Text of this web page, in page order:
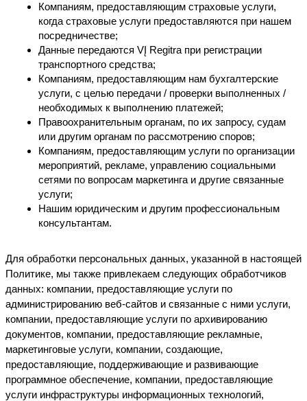
Компаниям, предоставляющим страховые услуги,
когда страховые услуги предоставляются при нашем
посредничестве;
Данные передаются VĮ Regitra при регистрации
транспортного средства;
Компаниям, предоставляющим нам бухгалтерские
услуги, с целью передачи / проверки выполненных /
необходимых к выполнению платежей;
Правоохранительным органам, по их запросу, судам
или другим органам по рассмотрению споров;
Компаниям, предоставляющим услуги по организации
мероприятий, рекламе, управлению социальными
сетями по вопросам маркетинга и другие связанные
услуги;
Нашим юридическим и другим профессиональным
консультантам.
Для обработки персональных данных, указанной в настоящей
Политике, мы также привлекаем следующих обработчиков
данных: компании, предоставляющие услуги по
администрированию веб-сайтов и связанные с ними услуги,
компании, предоставляющие услуги по архивированию
документов, компании, предоставляющие рекламные,
маркетинговые услуги, компании, создающие,
предоставляющие, поддерживающие и развивающие
программное обеспечение, компании, предоставляющие
услуги инфраструктуры информационных технологий,